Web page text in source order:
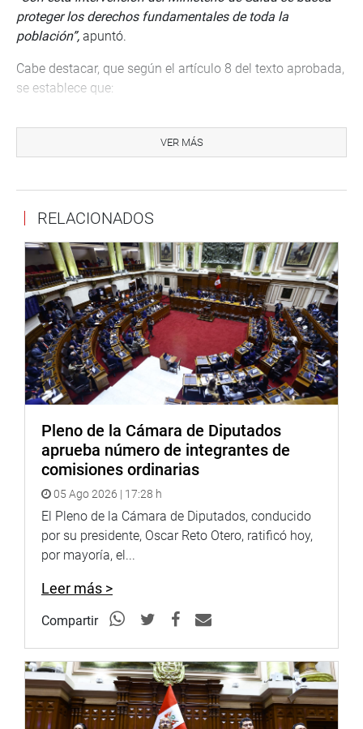
proteger los derechos fundamentales de toda la
población”, apuntó.
Cabe destacar, que según el artículo 8 del texto aprobada,
se establece que:
los equipos biomédicos, infraestructura de los centros y
establecimientos de salud privados serán puestos a
acción para disminuir el riesgo elevado o daño a la salud
DEBATE
El congresista Widman Vigo Gutiérrez (FP) destacó dos
puntos en esta iniciativa: la suspensión de la exigencia de
los SERUMS como requisito para la contratación de
médicos y el aseguramiento de medicamentos para
pacientes crónicos en el estado de emergencia.
En otro momento, Luis Castillo Oliva (PP) manifestó que
establecimientos de salud, con base a un acuerdo con las
clínicas privadas para cumplir las demandas nacionales.
Luego, Leonardo Inga Sales (AP) hizo énfasis en que, en
VER MÁS
RELACIONADOS
Pleno de la Cámara de Diputados
aprueba número de integrantes de
comisiones ordinarias
05 Ago 2026 | 17:28 h
El Pleno de la Cámara de Diputados, conducido
por su presidente, Oscar Reto Otero, ratificó hoy,
por mayoría, el...
Leer más >
Compartir